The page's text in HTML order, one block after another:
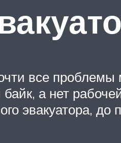
все проблемы
байк, а нет
эвакуатора, до